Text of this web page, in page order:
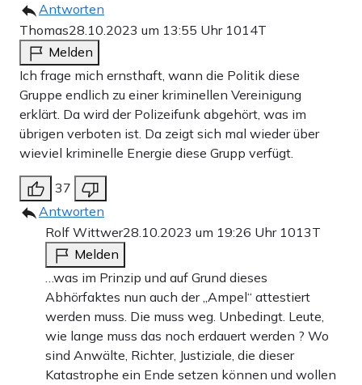
Antworten
Thomas28.10.2023 um 13:55 Uhr 1014T
Melden
Ich frage mich ernsthaft, wann die Politik diese
Gruppe endlich zu einer kriminellen Vereinigung
erklärt. Da wird der Polizeifunk abgehört, was im
übrigen verboten ist. Da zeigt sich mal wieder über
wieviel kriminelle Energie diese Grupp verfügt.
37
Antworten
Rolf Wittwer28.10.2023 um 19:26 Uhr 1013T
Melden
…was im Prinzip und auf Grund dieses
Abhörfaktes nun auch der „Ampel“ attestiert
werden muss. Die muss weg. Unbedingt. Leute,
wie lange muss das noch erdauert werden ? Wo
sind Anwälte, Richter, Justiziale, die dieser
Katastrophe ein Ende setzen können und wollen